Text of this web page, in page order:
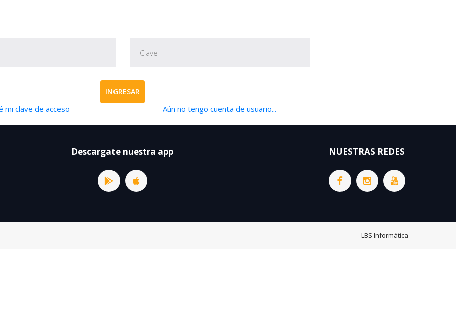
INGRESAR
mi clave de acceso Aún no tengo cuenta de usuario...
Descargate nuestra app NUESTRAS REDES
LBS Informática